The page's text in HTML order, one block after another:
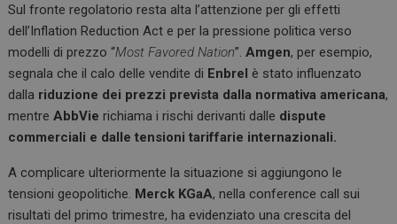
Sul fronte regolatorio resta alta l’attenzione per gli effetti
dell’Inflation Reduction Act e per la pressione politica verso
modelli di prezzo “Most Favored Nation”.Amgen, per esempio,
segnala che il calo delle vendite di Enbrel è stato influenzato
dalla riduzione dei prezzi prevista dalla normativa americana,
mentreAbbVie richiama i rischi derivanti dalle dispute
commerciali e dalle tensioni tariffarie internazionali.
A complicare ulteriormente la situazione si aggiungono le
tensioni geopolitiche. Merck KGaA, nella conference call sui
risultati del primo trimestre, ha evidenziato una crescita del